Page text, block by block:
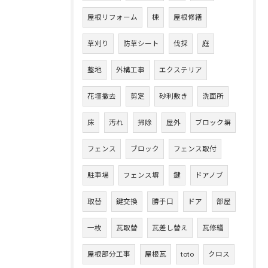
屋根リフォーム 棟 屋根修繕
草刈り 防草シート 伐採 庭
整地 外構工事 エクステリア
花壇撤去 剪定 砂利敷き 洗面所
床 汚れ 掃除 屋外 ブロック塀
フェンス ブロック フェンス取付
駐車場 フェンス塀 鍵 ドアノブ
取替 鍵交換 勝手口 ドア 部屋
一枚 瓦取替 瓦差し替え 瓦修繕
屋根部分工事 屋根瓦 toto クロス